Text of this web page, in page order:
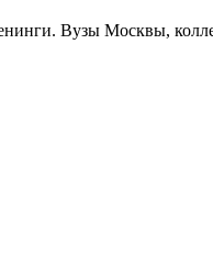
Вузы Москвы,